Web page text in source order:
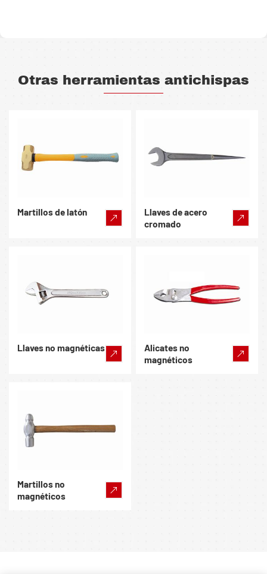
Otras herramientas antichispas
Martillos de latón
Llaves de acero
cromado
Llaves no magnéticas
Alicates no
magnéticos
Martillos no
magnéticos